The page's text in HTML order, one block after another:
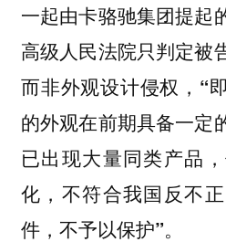
一起由卡骆驰集团提起
高级人民法院只判定被
而非外观设计侵权， “
的外观在前期具备一定
已出现大量同类产品
化，不符合我国反不
件，不予以保护”。